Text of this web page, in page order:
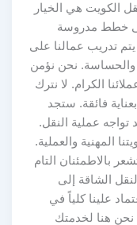
الكويت هي الخيار
خطط مدروسة
تدريب عمالنا على
والحساسة. نحن نؤمن
الكرام. لا نترك
فائقة. ستجد
تواجه عملية النقل.
المهنية والعملية.
بالاطمئنان التام
الشاقة إلى
علينا كلياً في
نحن هنا لخدمتك